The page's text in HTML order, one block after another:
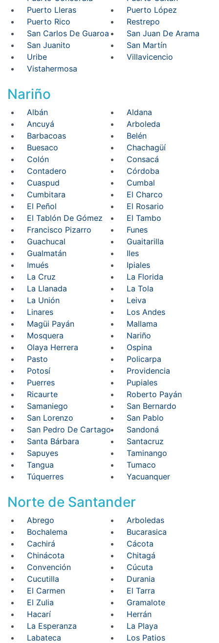
Puerto Lleras
Puerto López
Puerto Rico
Restrepo
San Carlos De Guaroa
San Juan De Arama
San Juanito
San Martín
Uribe
Villavicencio
Vistahermosa
Nariño
Albán
Aldana
Ancuyá
Arboleda
Barbacoas
Belén
Buesaco
Chachagüí
Colón
Consacá
Contadero
Córdoba
Cuaspud
Cumbal
Cumbitara
El Charco
El Peñol
El Rosario
El Tablón De Gómez
El Tambo
Francisco Pizarro
Funes
Guachucal
Guaitarilla
Gualmatán
Iles
Imués
Ipiales
La Cruz
La Florida
La Llanada
La Tola
La Unión
Leiva
Linares
Los Andes
Magüi Payán
Mallama
Mosquera
Nariño
Olaya Herrera
Ospina
Pasto
Policarpa
Potosí
Providencia
Puerres
Pupiales
Ricaurte
Roberto Payán
Samaniego
San Bernardo
San Lorenzo
San Pablo
San Pedro De Cartago
Sandoná
Santa Bárbara
Santacruz
Sapuyes
Taminango
Tangua
Tumaco
Túquerres
Yacuanquer
Norte de Santander
Abrego
Arboledas
Bochalema
Bucarasica
Cachirá
Cácota
Chinácota
Chitagá
Convención
Cúcuta
Cucutilla
Durania
El Carmen
El Tarra
El Zulia
Gramalote
Hacarí
Herrán
La Esperanza
La Playa
Labateca
Los Patios